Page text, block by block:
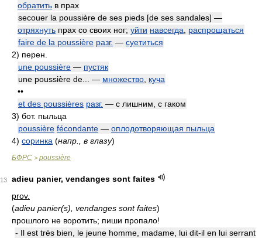
обратить в прах
secouer la poussière de ses pieds [de ses sandales] —
отряхнуть прах со своих ног; уйти навсегда
распрощаться
faire de la poussière разг. — суетиться
2) перен.
une poussière — пустяк
une poussière de... — множество куча
••
et des poussières разг. — с лишним, с гаком
3) бот. пыльца
poussière fécondante — оплодотворяющая пыльца
4) соринка (напр., в глазу)
БФРС > poussière
13
adieu panier, vendanges sont faites
prov.
(adieu panier(s), vendanges sont faites)
прошлого не воротить; пиши пропало!
- Il est très bien, le jeune homme, madame, lui dit-il en lui serrant